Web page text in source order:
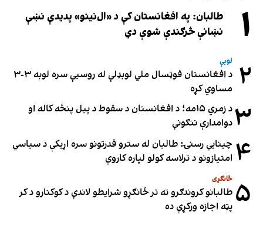
۱
طالبان: په افغانستان کې د «ال‌نینو» پدیدې نښې
نښانې څرګندې شوې دي
۲ لوبې
د افغانستان فوټسال ملي لوبډلې له روسیې سره لوبه ۳-۳
مساوي کړه
۳
د زمري ۱۵مه؛ د افغانستان د سقوط د پیل پنځه کاله او
دوامدارې ننګونې
۴ چینایي رسنۍ: طالبان له سترو قدرتونو سره اړیکې د سیاسي
امتیازونو د ترلاسه کولو لپاره کاروي
۵ ځانګړی
طالبانو کروندګرو ته تر ځانګړو شرایطو لاندې د کوکنارو د کر
پټه اجازه ورکړې ده